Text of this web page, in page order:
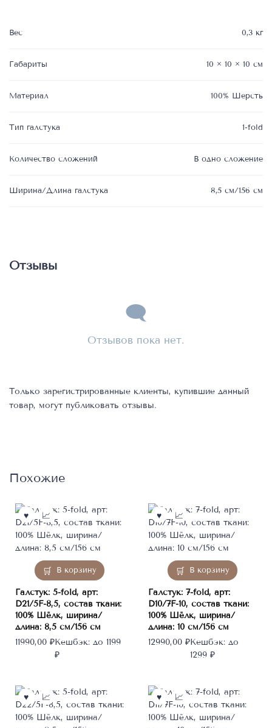
Вес 0,3 кг
Габариты 10 × 10 × 10 см
Материал 100% Шерсть
Тип галстука 1-fold
Количество сложений В одно сложение
Ширина/Длина галстука 8,5 см/156 см
Отзывы
Отзывов пока нет.
Только зарегистрированные клиенты, купившие данный
товар, могут публиковать отзывы.
Похожие
В корзину
Галстук: 5-fold, арт:
D21/5F-8,5, состав ткани:
100% Шёлк, ширина/
длина: 8,5 см/156 см
11990,00 ₽Кешбэк: до 1199
₽
В корзину
Галстук: 7-fold, арт:
D10/7F-10, состав ткани:
100% Шёлк, ширина/
длина: 10 см/156 см
12990,00 ₽Кешбэк: до
1299 ₽